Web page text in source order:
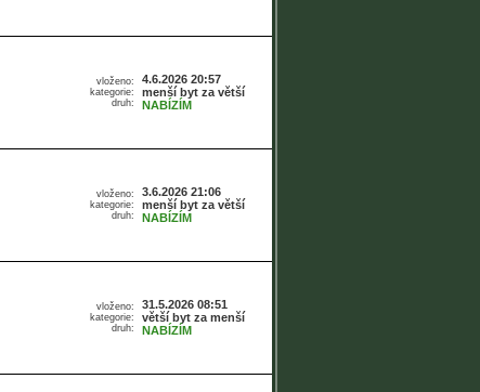
vloženo:
kategorie:
druh:
4.6.2026 20:57
menší byt za větší
NABÍZÍM
vloženo:
kategorie:
druh:
3.6.2026 21:06
menší byt za větší
NABÍZÍM
vloženo:
kategorie:
druh:
31.5.2026 08:51
větší byt za menší
NABÍZÍM